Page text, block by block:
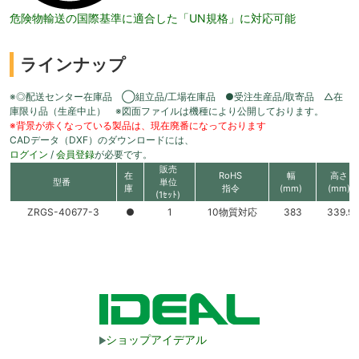
危険物輸送の国際基準に適合した「UN規格」に対応可能
ラインナップ
※◎配送センター在庫品 ◯組立品/工場在庫品 ●受注生産品/取寄品 △在
庫限り品（生産中止） ※図面ファイルは機種により公開しております。
※背景が赤くなっている製品は、現在廃番になっております
CADデータ（DXF）のダウンロードには、
ログイン / 会員登録が必要です。
型番
在
庫
販売
単位
(1ｾｯﾄ)
RoHS
指令
幅
(mm)
高さ
(mm)
ZRGS-40677-3 ● 1 10物質対応 383 339.9
ショップアイデアル